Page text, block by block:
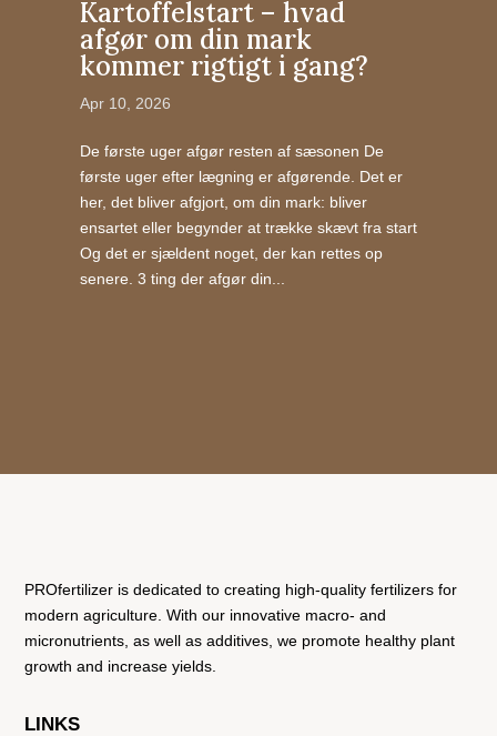
Kartoffelstart – hvad
afgør om din mark
kommer rigtigt i gang?
Apr 10, 2026
De første uger afgør resten af sæsonen De
første uger efter lægning er afgørende. Det er
her, det bliver afgjort, om din mark: bliver
ensartet eller begynder at trække skævt fra start
Og det er sjældent noget, der kan rettes op
senere. 3 ting der afgør din...
PROfertilizer is dedicated to creating high-quality fertilizers for
modern agriculture. With our innovative macro- and
micronutrients, as well as additives, we promote healthy plant
growth and increase yields.
LINKS